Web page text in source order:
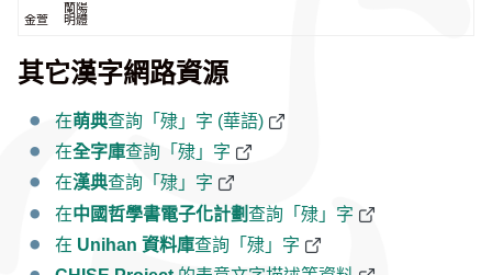
金萱
蘭陽
明體
其它漢字網路資源
在萌典查詢「殔」字 (華語)
在全字庫查詢「殔」字
在漢典查詢「殔」字
在中國哲學書電子化計劃查詢「殔」字
在 Unihan 資料庫查詢「殔」字